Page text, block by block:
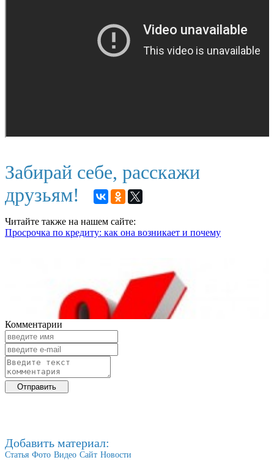
Забирай себе, расскажи
друзьям!
Читайте также на нашем сайте:
Просрочка по кредиту: как она возникает и почему
Комментарии
Добавить материал:
Статья Фото Видео Сайт Новости